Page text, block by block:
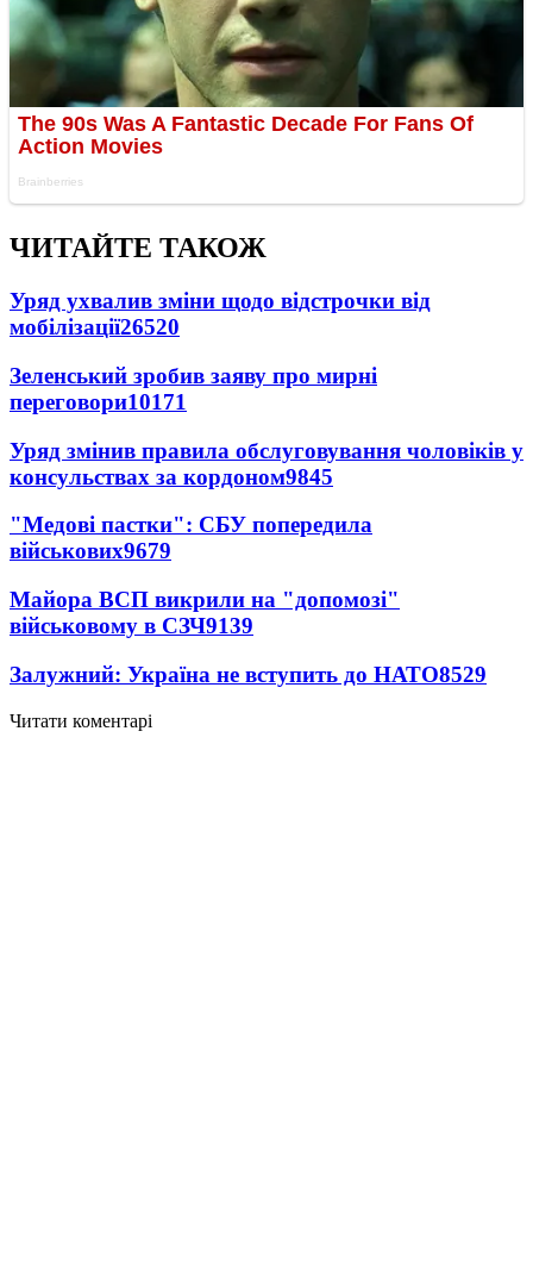
ЧИТАЙТЕ ТАКОЖ
Уряд ухвалив зміни щодо відстрочки від
мобілізації26520
Зеленський зробив заяву про мирні
переговори10171
Уряд змінив правила обслуговування чоловіків у
консульствах за кордоном9845
"Медові пастки": СБУ попередила
військових9679
Майора ВСП викрили на "допомозі"
військовому в СЗЧ9139
Залужний: Україна не вступить до НАТО8529
Читати коментарі